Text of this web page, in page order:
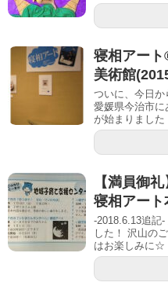
寝相アー
美術館
ついに、今日
愛媛県今治市
が始まりまし
【満員御
寝相アー
-2018.6.13追記
した！ 沢山の
はお楽しみに☆